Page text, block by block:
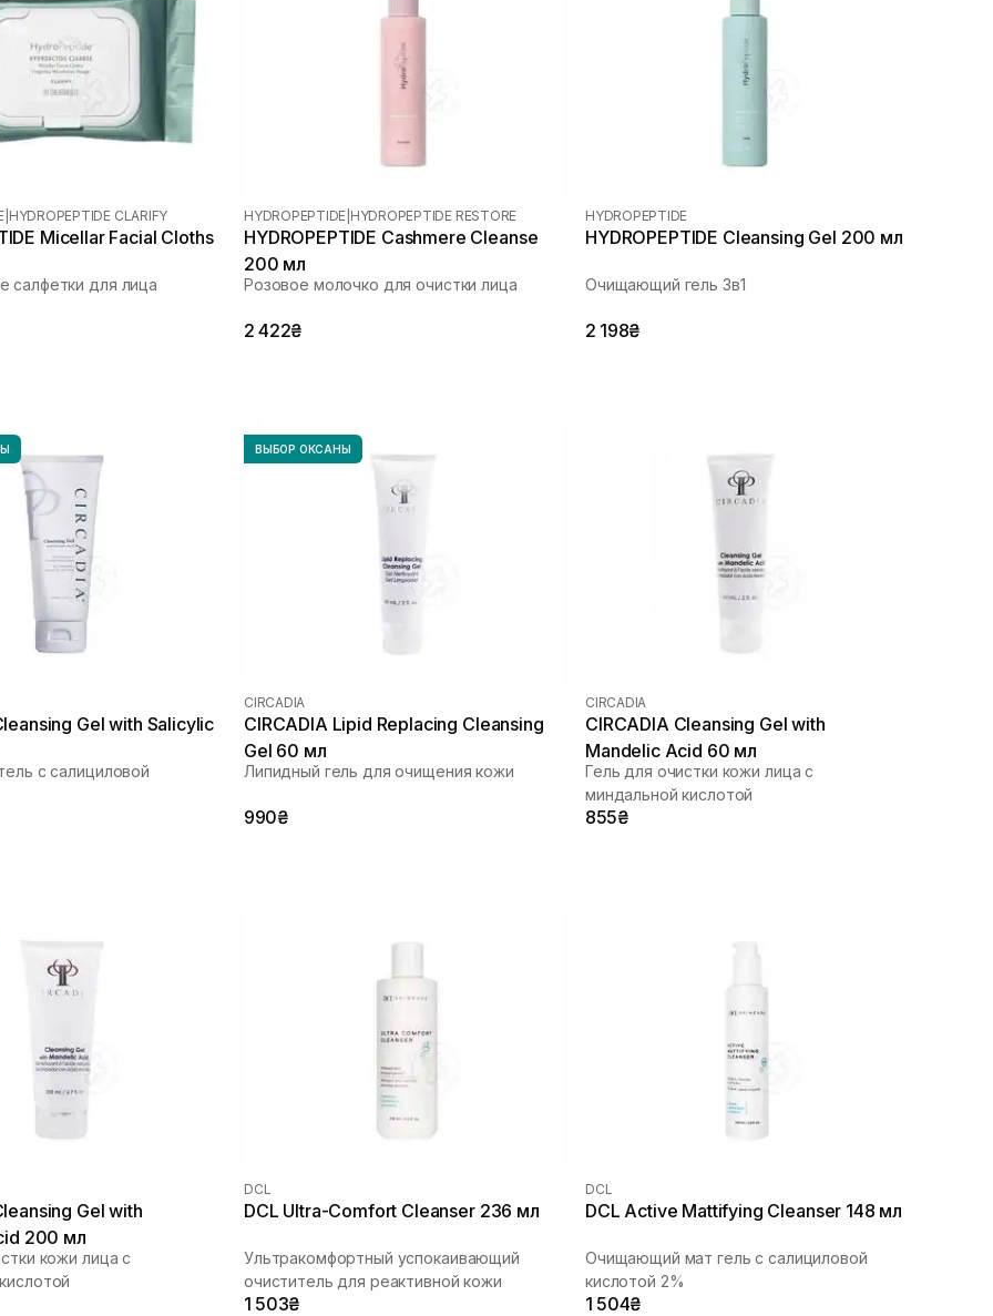
HYDROPEPTIDE CLARIFY
Micellar Facial Cloths
салфетки для лица
HYDROPEPTIDE HYDROPEPTIDE RESTORE
HYDROPEPTIDE Cashmere Cleanse
200 мл
Розовое молочко для очистки лица
2 422₴
HYDROPEPTIDE
HYDROPEPTIDE Cleansing Gel 200 мл
Очищающий гель 3в1
2 198₴
Gel with Salicylic
с салициловой
ВЫБОР ОКСАНЫ
CIRCADIA
CIRCADIA Lipid Replacing Cleansing
Gel 60 мл
Липидный гель для очищения кожи
990₴
CIRCADIA
CIRCADIA Cleansing Gel with
Mandelic Acid 60 мл
Гель для очистки кожи лица с
миндальной кислотой
855₴
Gel with
200 мл
кожи лица с
DCL
DCL Ultra-Comfort Cleanser 236 мл
Ультракомфортный успокаивающий
очиститель для реактивной кожи
1 503₴
DCL
DCL Active Mattifying Cleanser 148 мл
Очищающий мат гель с салициловой
кислотой 2%
1 504₴